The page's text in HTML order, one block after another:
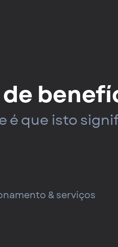
é que isto
& serviços